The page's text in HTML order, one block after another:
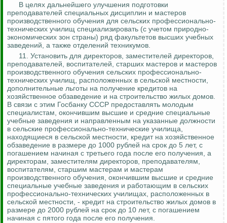
В целях дальнейшего улучшения подготовки
преподавателей специальных дисциплин и мастеров
производственного обучения для сельских профессионально-
технических училищ специализировать (с учетом природно-
экономических зон страны) ряд факультетов высших учебных
заведений, а также отделений техникумов.
11. Установить для директоров, заместителей директоров,
преподавателей, воспитателей, старших мастеров и мастеров
производственного обучения сельских профессионально-
технических училищ, расположенных в сельской местности,
дополнительные льготы на получение кредитов на
хозяйственное обзаведение и на строительство жилых домов.
В связи с этим Госбанку СССР предоставлять молодым
специалистам, окончившим высшие и средние специальные
учебные заведения и направленным на указанные должности
в сельские профессионально-технические училища,
находящиеся в сельской местности, кредит на хозяйственное
обзаведение в размере до 1000 рублей на срок до 5 лет, с
погашением начиная с третьего года после его получения, а
директорам, заместителям директоров, преподавателям,
воспитателям, старшим мастерам и мастерам
производственного обучения, окончившим высшие и средние
специальные учебные заведения и работающим в сельских
профессионально-технических училищах, расположенных в
сельской местности, - кредит на строительство жилых домов в
размере до 2000 рублей на срок до 10 лет, с погашением
начиная с пятого года после его получения.